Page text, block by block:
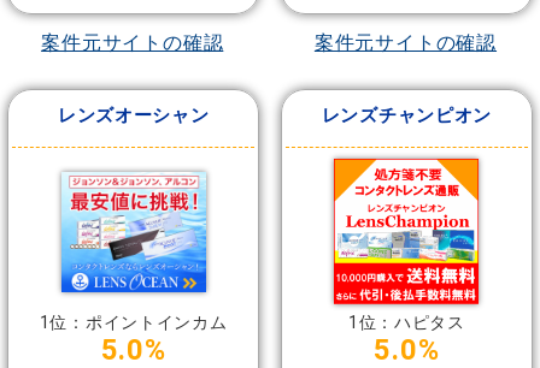
案件元サイトの確認 案件元サイトの確認
レンズオーシャン
1位：ポイントインカム
5.0%
レンズチャンピオン
1位：ハピタス
5.0%